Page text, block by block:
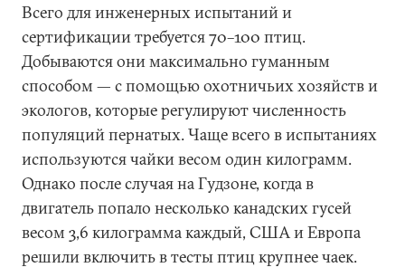
Всего для инженерных испытаний и
сертификации требуется 70–100 птиц.
Добываются они максимально гуманным
способом — с помощью охотничьих хозяйств и
экологов, которые регулируют численность
популяций пернатых. Чаще всего в испытаниях
используются чайки весом один килограмм.
Однако после случая на Гудзоне, когда в
двигатель попало несколько канадских гусей
весом 3,6 килограмма каждый, США и Европа
решили включить в тесты птиц крупнее чаек.